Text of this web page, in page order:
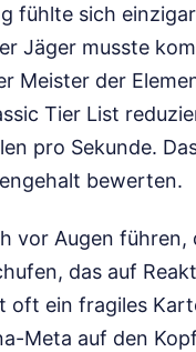
fühlte sich
Jäger musste
Meister der
Tier List
pro Sekunde.
bewerten.
vor Augen
das auf
oft ein fragiles
Meta auf den